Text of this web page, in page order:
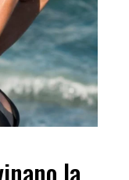
la